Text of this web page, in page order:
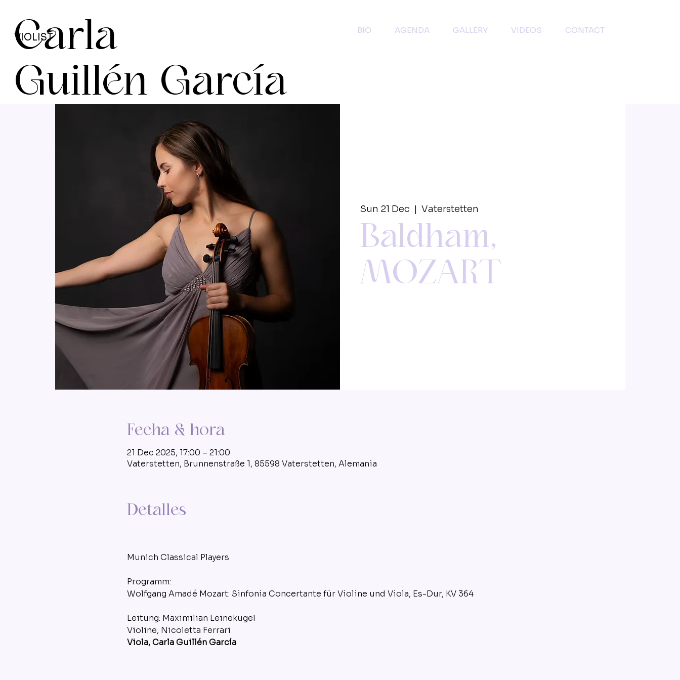
Carla
Guillén García
VIOLIST
BIO AGENDA GALLERY VIDEOS CONTACT
Sun 21 Dec
  |
Vaterstetten
Baldham,
MOZART
Fecha & hora
21 Dec 2025, 17:00 – 21:00
Vaterstetten, Brunnenstraße 1, 85598 Vaterstetten, Alemania
Detalles
Munich Classical Players
Programm:
Wolfgang Amadé Mozart: Sinfonia Concertante für Violine und Viola, Es-Dur, KV 364
Leitung: Maximilian Leinekugel
Violine, Nicoletta Ferrari
Viola, Carla Guillén García